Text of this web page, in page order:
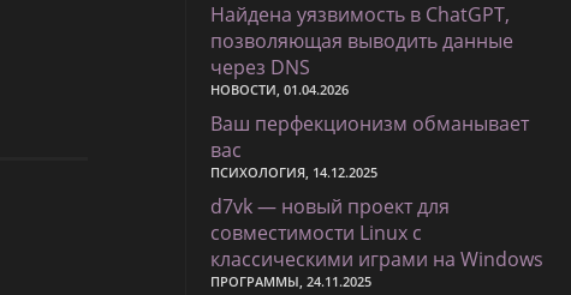
Найдена уязвимость в ChatGPT,
позволяющая выводить данные
через DNS
НОВОСТИ, 01.04.2026
Ваш перфекционизм обманывает
вас
ПСИХОЛОГИЯ, 14.12.2025
d7vk — новый проект для
совместимости Linux с
классическими играми на Windows
ПРОГРАММЫ, 24.11.2025